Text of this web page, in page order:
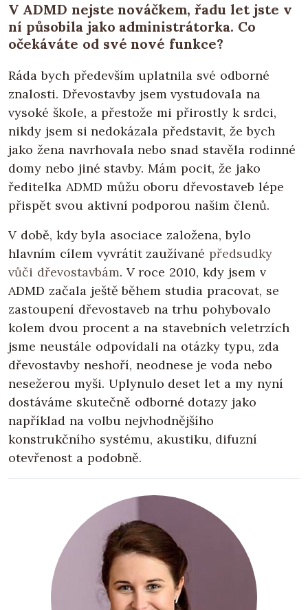
V ADMD nejste nováčkem, řadu let jste v
ní působila jako administrátorka. Co
očekáváte od své nové funkce?
Ráda bych především uplatnila své odborné
znalosti. Dřevostavby jsem vystudovala na
vysoké škole, a přestože mi přirostly k srdci,
nikdy jsem si nedokázala představit, že bych
jako žena navrhovala nebo snad stavěla rodinné
domy nebo jiné stavby. Mám pocit, že jako
ředitelka ADMD můžu oboru dřevostaveb lépe
přispět svou aktivní podporou našim členů.
V době, kdy byla asociace založena, bylo
hlavním cílem vyvrátit zaužívanépředsudky
vůči dřevostavbám. V roce 2010, kdy jsem v
ADMD začala ještě během studia pracovat, se
zastoupení dřevostaveb na trhu pohybovalo
kolem dvou procent a na stavebních veletrzích
jsme neustále odpovídali na otázky typu, zda
dřevostavby neshoří, neodnese je voda nebo
nesežerou myši. Uplynulo deset let a my nyní
dostáváme skutečně odborné dotazy jako
například na volbu nejvhodnějšího
konstrukčního systému, akustiku, difuzní
otevřenost a podobně.